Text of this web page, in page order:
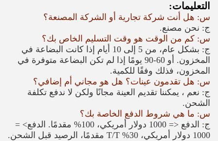
التعليمات:
س: هل أنت شركة تجارية أو الشركة المصنعة؟
ج: نحن مصنع.
س: كم من الوقت هو وقت التسليم الخاص بك؟
ج: بشكل عام، من 5 إلى 10 أيام إذا كانت البضاعة في
المخزون. أو 60-90 يومًا إذا لم تكن البضاعة متوفرة في
المخزون، فذلك وفقًا للكمية.
س: هل تقدمون عينات؟ هل هو مجاني أم إضافي؟
ج: نعم ، يمكننا تقديم العينة مجانًا ولكن لا ندفع تكلفة
الشحن.
س: ما هي شروط الدفع الخاصة بك؟
ج: الدفع <= 1000 دولار أمريكي، 100% مقدمًا. الدفع> =
1000 دولار أمريكي، 30% T/T مقدمًا، الرصيد قبل الشحن.